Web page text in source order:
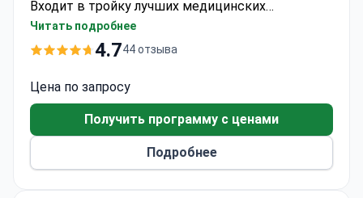
Входит в тройку лучших медицинских
учреждений Европы и является ведущим
центром детской онкологии. В госпитале
молекулярной медицины, где разрабатываются
инновационные методы лечения.
Читать подробнее
4.744 отзыва
Цена по запросу
Получить программу с ценами
Подробнее